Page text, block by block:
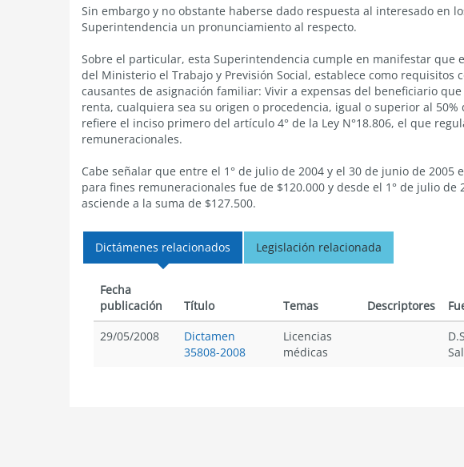
Sin embargo y no obstante haberse dado respuesta al interesado en
Superintendencia un pronunciamiento al respecto.
Sobre el particular, esta Superintendencia cumple en manifestar que
del Ministerio el Trabajo y Previsión Social, establece como requisitos
causantes de asignación familiar: Vivir a expensas del beneficiario
renta, cualquiera sea su origen o procedencia, igual o superior al
refiere el inciso primero del artículo 4° de la Ley N°18.806, el que
remuneracionales.
Cabe señalar que entre el 1° de julio de 2004 y el 30 de junio de
para fines remuneracionales fue de $120.000 y desde el 1° de julio de
asciende a la suma de $127.500.
Dictámenes relacionados Legislación relacionada
Fecha
publicación
Título Temas Descriptores
29/05/2008
Dictamen
35808-2008
Licencias
médicas